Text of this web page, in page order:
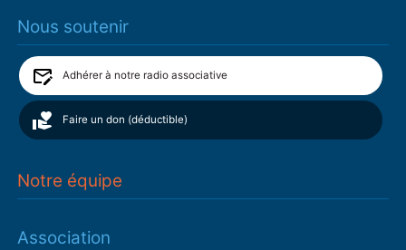
Nous soutenir
Adhérer à notre radio associative
Faire un don (déductible)
Notre équipe
Association